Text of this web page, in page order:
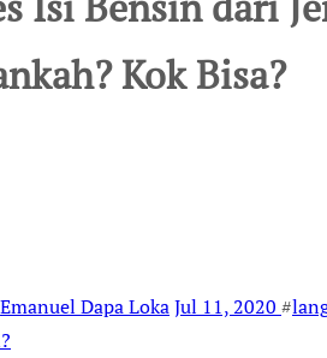
Kok Bisa?
Emanuel Dapa LokaJul 11, 2020 #